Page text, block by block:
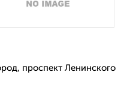
проспект Ленинского